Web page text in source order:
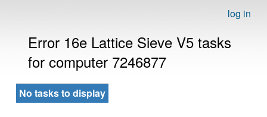
log in
Error 16e Lattice Sieve V5 tasks
for computer 7246877
No tasks to display